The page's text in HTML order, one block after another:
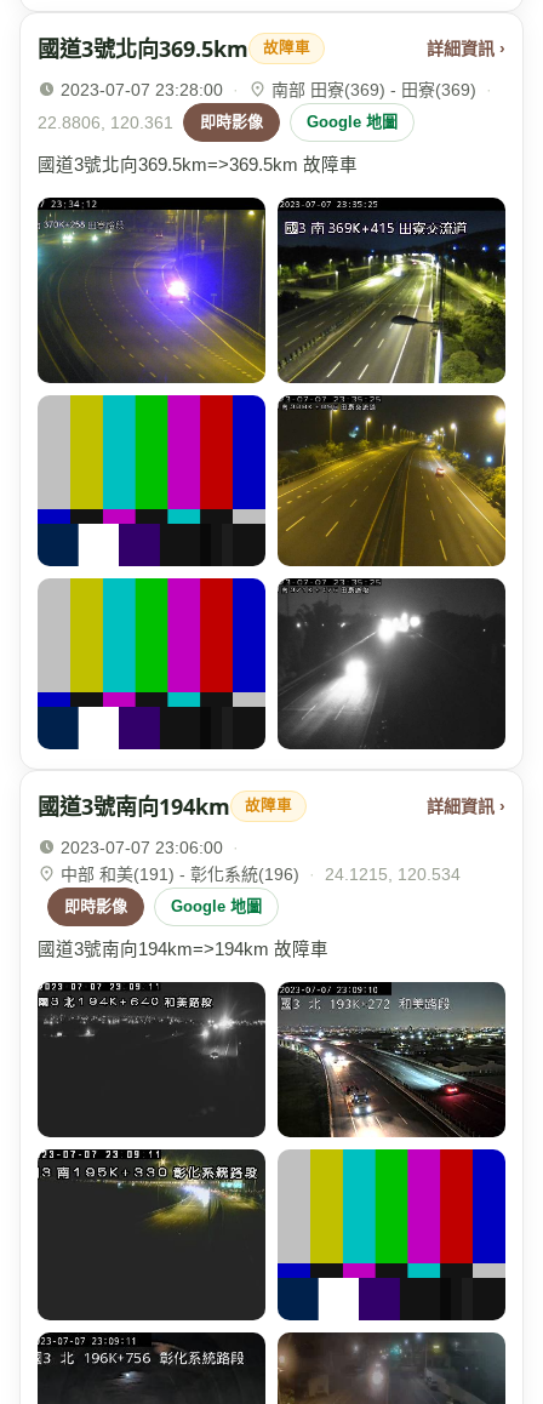
國道3號北向369.5km 故障車 詳細資訊 ›
2023-07-07 23:28:00 · 南部 田寮(369) - 田寮(369)
·
22.8806, 120.361
即時影像 Google 地圖
國道3號北向369.5km=>369.5km 故障車
國道3號南向194km 故障車 詳細資訊 ›
2023-07-07 23:06:00
·
中部 和美(191) - 彰化系統(196)
· 24.1215, 120.534
即時影像 Google 地圖
國道3號南向194km=>194km 故障車